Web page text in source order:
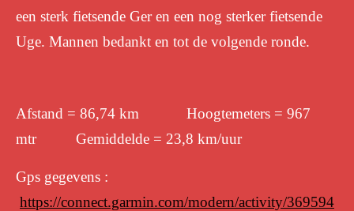
een sterk fietsende Ger en een nog sterker fietsende
Uge. Mannen bedankt en tot de volgende ronde.
Afstand = 86,74 km Hoogtemeters = 967
mtr Gemiddelde = 23,8 km/uur
Gps gegevens :
https://connect.garmin.com/modern/activity/369594